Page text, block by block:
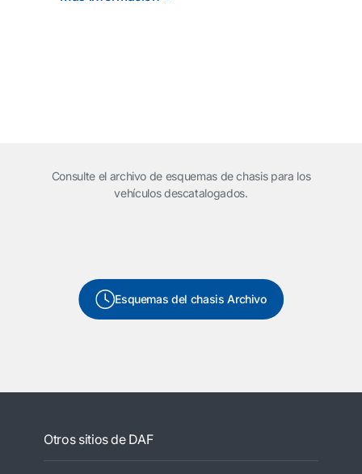
Consulte el archivo de esquemas de chasis para los
vehículos descatalogados.
Esquemas del chasis Archivo
Otros sitios de DAF